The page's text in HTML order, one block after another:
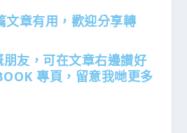
文章有用，歡迎分享轉
友，可在文章右邊讃好
專頁，留意我哋更多